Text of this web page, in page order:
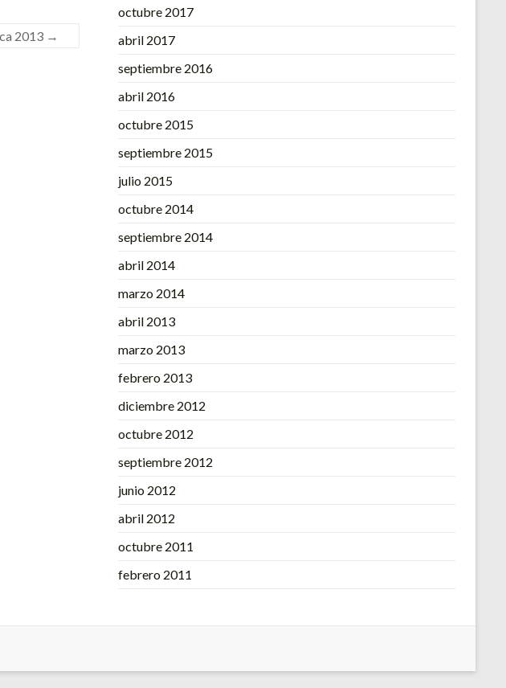
2013 →
octubre 2017
abril 2017
septiembre 2016
abril 2016
octubre 2015
septiembre 2015
julio 2015
octubre 2014
septiembre 2014
abril 2014
marzo 2014
abril 2013
marzo 2013
febrero 2013
diciembre 2012
octubre 2012
septiembre 2012
junio 2012
abril 2012
octubre 2011
febrero 2011